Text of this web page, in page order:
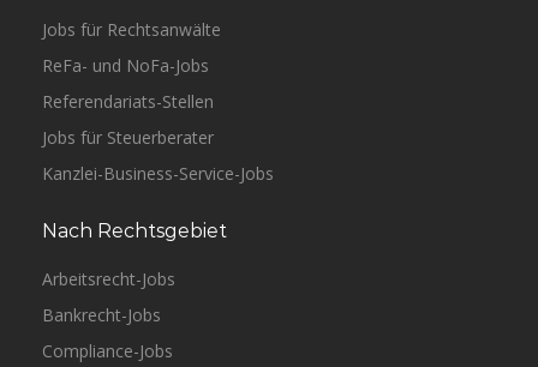
Jobs für Rechtsanwälte
ReFa- und NoFa-Jobs
Referendariats-Stellen
Jobs für Steuerberater
Kanzlei-Business-Service-Jobs
Nach Rechtsgebiet
Arbeitsrecht-Jobs
Bankrecht-Jobs
Compliance-Jobs